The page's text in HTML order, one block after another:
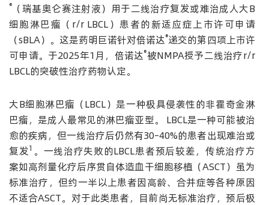
® （瑞基奥仑赛注射液）用于二线治疗复发或难治成人大B
细胞淋巴瘤（r/r LBCL）患者的新适应症上市许可申请
（sBLA）。这是药明巨诺针对倍诺达®递交的第四项上市许
可申请。于2025年1月，倍诺达®被NMPA授予二线治疗r/r
LBCL的突破性治疗药物认定。
大B细胞淋巴瘤（LBCL）是一种极具侵袭性的非霍奇金淋
巴瘤，是成人最常见的淋巴瘤亚型。 LBCL是一种可能被治
愈的疾病，但一线治疗后仍然有30–40%的患者出现难治或
复发1 。一线治疗失败的LBCL患者预后较差，传统治疗方
案如高剂量化疗后序贯自体造血干细胞移植（ASCT）虽为
标准治疗，但约一半以上患者因高龄、合并症等各种原因
不适合ASCT。对于此类患者，目前尚无标准治疗，预后极